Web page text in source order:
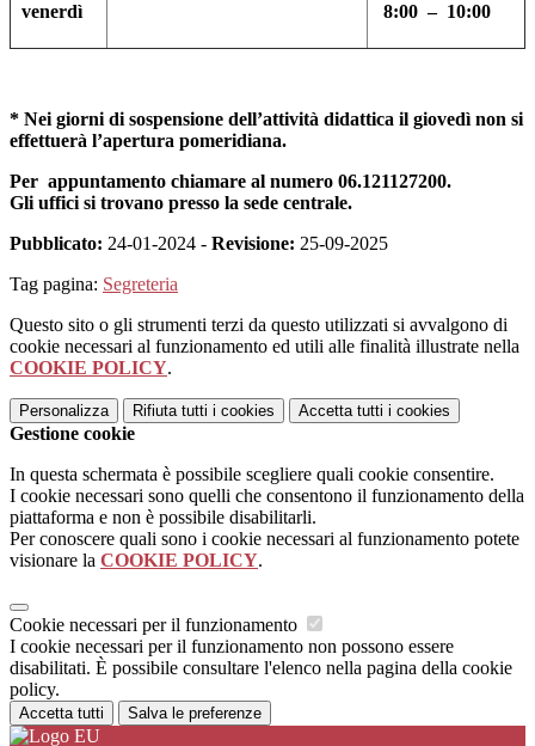
venerdì 8:00 – 10:00
* Nei giorni disospensione dell’attività didattica il giovedì non si
effettuerà l’apertura pomeridiana.
Per appuntamento chiamare al numero 06.121127200.
Gli uffici si trovano presso la sede centrale.
Pubblicato: 24-01-2024 - Revisione: 25-09-2025
Tag pagina: Segreteria
Questo sito o gli strumenti terzi da questo utilizzati si avvalgono di
cookie necessari al funzionamento ed utili alle finalità illustrate nella
COOKIE POLICY.
Personalizza Rifiuta tutti i cookies Accetta tutti i cookies
Gestione cookie
In questa schermata è possibile scegliere quali cookie consentire.
I cookie necessari sono quelli che consentono il funzionamento della
piattaforma e non è possibile disabilitarli.
Per conoscere quali sono i cookie necessari al funzionamento potete
visionare la COOKIE POLICY.
Cookie necessari per il funzionamento
I cookie necessari per il funzionamento non possono essere
disabilitati. È possibile consultare l'elenco nella pagina della cookie
policy.
Accetta tutti Salva le preferenze